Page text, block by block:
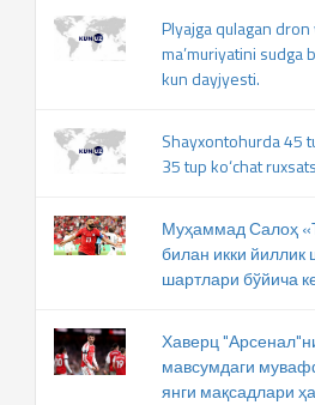
Plyajga qulagan dron
ma’muriyatini sudga
kun dayjyesti.
Shayxontohurda 45
35 tup ko‘chat
Муҳаммад Салоҳ
билан икки
шартлари бўйича
Хаверц
мавсумдаги
янги мақсадлари